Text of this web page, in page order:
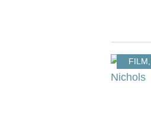
FILM ,